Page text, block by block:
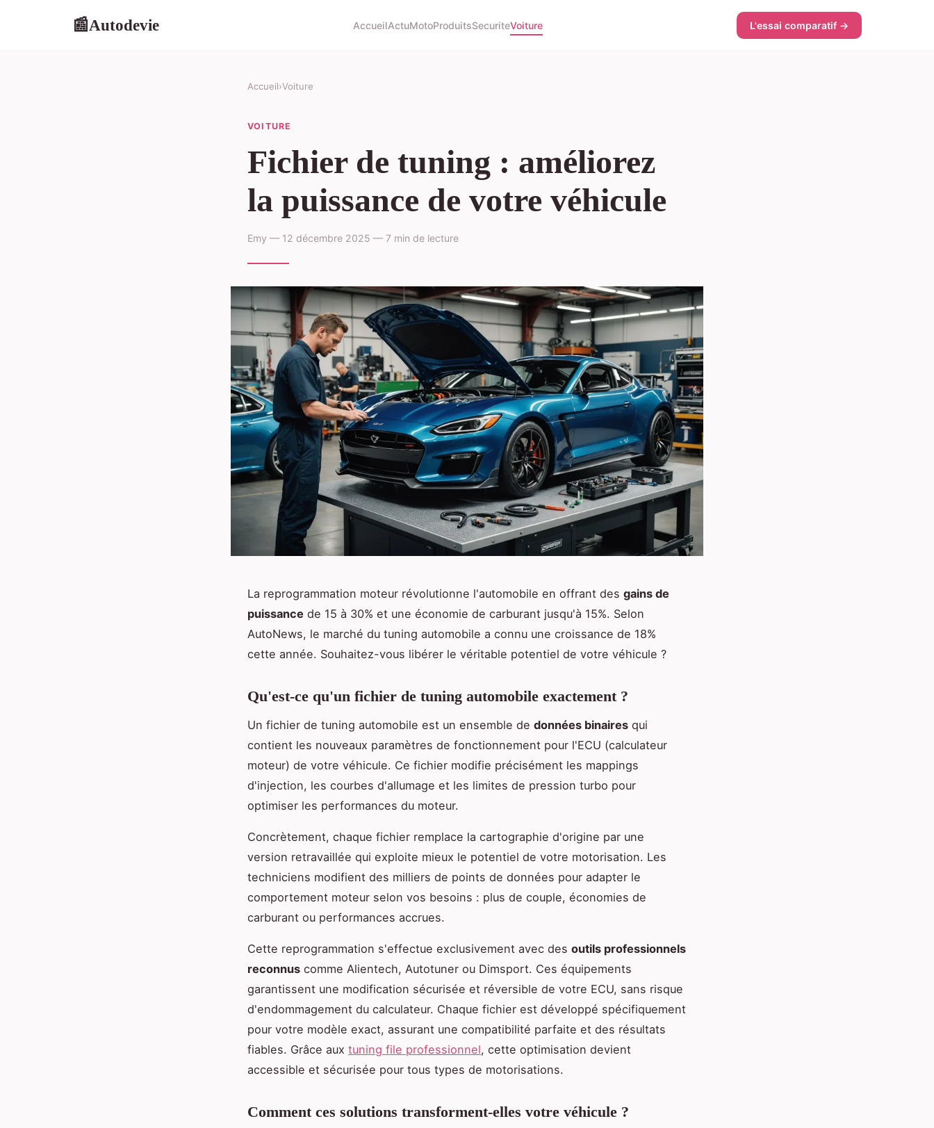
📰Autodevie AccueilActuMotoProduitsSecuriteVoiture L'essai comparatif →
Accueil›Voiture
VOITURE
Fichier de tuning : améliorez
la puissance de votre véhicule
Emy — 12 décembre 2025 — 7 min de lecture
La reprogrammation moteur révolutionne l'automobile en offrant des gains de
puissance de 15 à 30% et une économie de carburant jusqu'à 15%. Selon
AutoNews, le marché du tuning automobile a connu une croissance de 18%
cette année. Souhaitez-vous libérer le véritable potentiel de votre véhicule ?
Qu'est-ce qu'un fichier de tuning automobile exactement ?
Un fichier de tuning automobile est un ensemble de données binaires qui
contient les nouveaux paramètres de fonctionnement pour l'ECU (calculateur
moteur) de votre véhicule. Ce fichier modifie précisément les mappings
d'injection, les courbes d'allumage et les limites de pression turbo pour
optimiser les performances du moteur.
Concrètement, chaque fichier remplace la cartographie d'origine par une
version retravaillée qui exploite mieux le potentiel de votre motorisation. Les
techniciens modifient des milliers de points de données pour adapter le
comportement moteur selon vos besoins : plus de couple, économies de
carburant ou performances accrues.
Cette reprogrammation s'effectue exclusivement avec des outils professionnels
reconnus comme Alientech, Autotuner ou Dimsport. Ces équipements
garantissent une modification sécurisée et réversible de votre ECU, sans risque
d'endommagement du calculateur. Chaque fichier est développé spécifiquement
pour votre modèle exact, assurant une compatibilité parfaite et des résultats
fiables. Grâce aux tuning file professionnel, cette optimisation devient
accessible et sécurisée pour tous types de motorisations.
Comment ces solutions transforment-elles votre véhicule ?